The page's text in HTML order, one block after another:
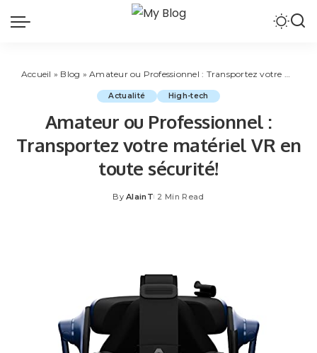
Accueil » Blog »Amateur ou Professionnel : Transportez votre matériel VR en toute sécurité!
Actualité High-tech
Amateur ou Professionnel :
Transportez votre matériel VR en
toute sécurité!
Posted
By AlainT 2 Min Read